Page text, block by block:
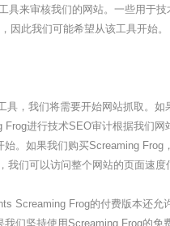
来审核我们的网站。一些用于
因此我们可能希望从该工具开始。
，我们将需要开始网站抓取。
进行技术SEO审计根据我们
。如果我们购买Screaming
们可以访问整个网站的页面速
Screaming Frog的付费版本还允
们坚持使用Screaming Frog的